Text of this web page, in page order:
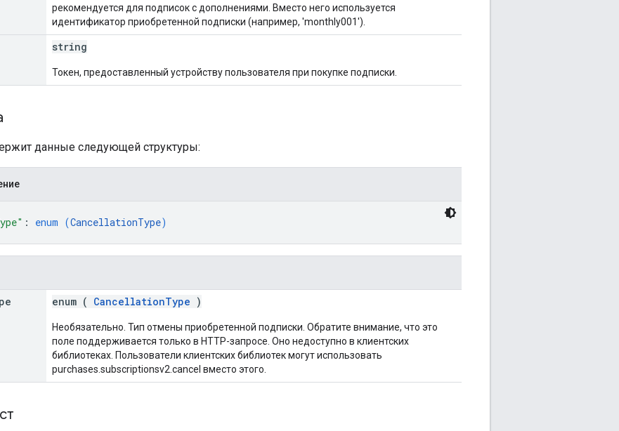
рекомендуется для подписок с дополнениями. Вместо него используется
идентификатор приобретенной подписки (например, 'monthly001').
string
Токен, предоставленный устройству пользователя при покупке подписки.
данные следующей структуры:
: enum (CancellationType)
enum ( CancellationType )
Необязательно. Тип отмены приобретенной подписки. Обратите внимание, что это
поле поддерживается только в HTTP-запросе. Оно недоступно в клиентских
библиотеках. Пользователи клиентских библиотек могут использовать
purchases.subscriptionsv2.cancel вместо этого.